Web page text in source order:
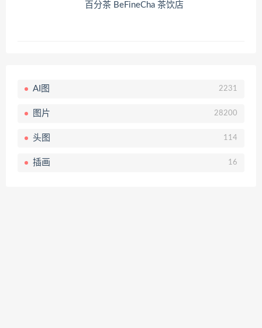
百分茶 BeFineCha 茶饮店
AI图 2231
图片 28200
头图 114
插画 16